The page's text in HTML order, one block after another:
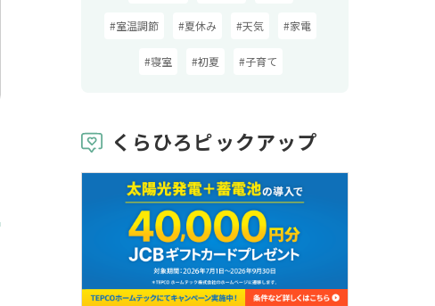
#室温調節 #夏休み #天気 #家電
#寝室 #初夏 #子育て
くらひろピックアップ